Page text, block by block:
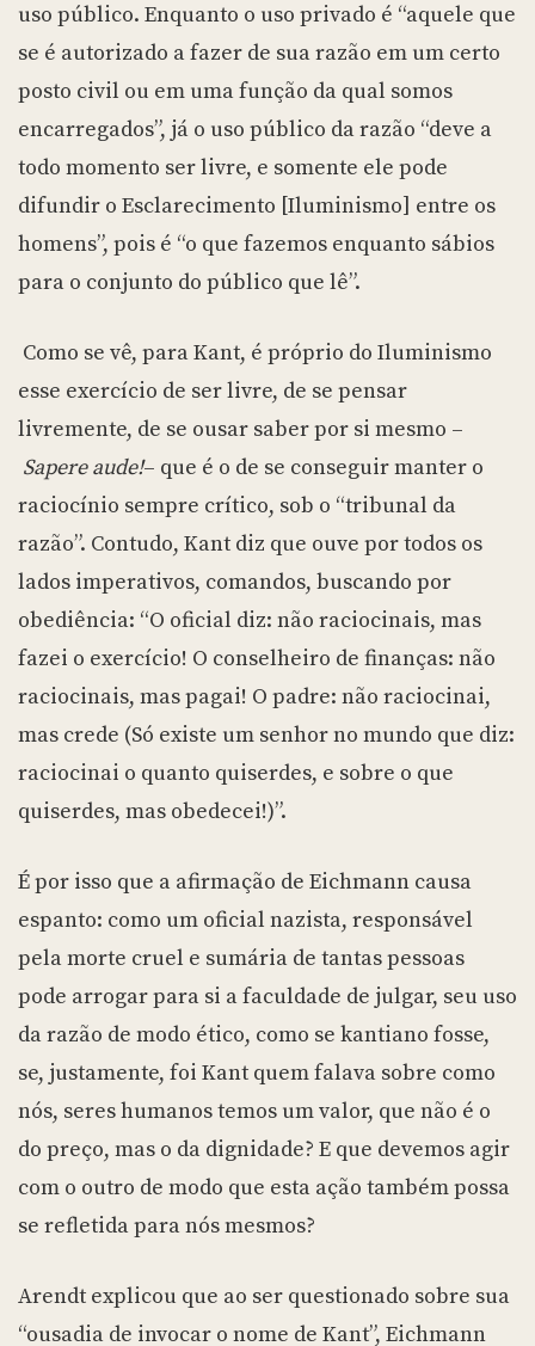
uso público. Enquanto o uso privado é “aquele que
se é autorizado a fazer de sua razão em um certo
posto civil ou em uma função da qual somos
encarregados”, já o uso público da razão “deve a
todo momento ser livre, e somente ele pode
difundir o Esclarecimento [Iluminismo] entre os
homens”, pois é “o que fazemos enquanto sábios
para o conjunto do público que lê”.
Como se vê, para Kant, é próprio do Iluminismo
esse exercício de ser livre, de se pensar
livremente, de se ousar saber por si mesmo –
Sapere aude!– que é o de se conseguir manter o
raciocínio sempre crítico, sob o “tribunal da
razão”. Contudo, Kant diz que ouve por todos os
lados imperativos, comandos, buscando por
obediência: “O oficial diz: não raciocinais, mas
fazei o exercício! O conselheiro de finanças: não
raciocinais, mas pagai! O padre: não raciocinai,
mas crede (Só existe um senhor no mundo que diz:
raciocinai o quanto quiserdes, e sobre o que
quiserdes, mas obedecei!)”.
É por isso que a afirmação de Eichmann causa
espanto: como um oficial nazista, responsável
pela morte cruel e sumária de tantas pessoas
pode arrogar para si a faculdade de julgar, seu uso
da razão de modo ético, como se kantiano fosse,
se, justamente, foi Kant quem falava sobre como
nós, seres humanos temos um valor, que não é o
do preço, mas o da dignidade? E que devemos agir
com o outro de modo que esta ação também possa
se refletida para nós mesmos?
Arendt explicou que ao ser questionado sobre sua
“ousadia de invocar o nome de Kant”, Eichmann